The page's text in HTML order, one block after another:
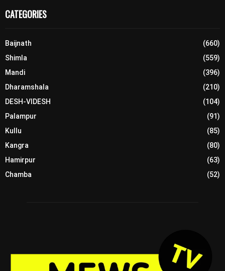
CATEGORIES
Baijnath
(660)
Shimla
(559)
Mandi
(396)
Dharamshala
(210)
DESH-VIDESH
(104)
Palampur
(91)
Kullu
(85)
Kangra
(80)
Hamirpur
(63)
Chamba
(52)